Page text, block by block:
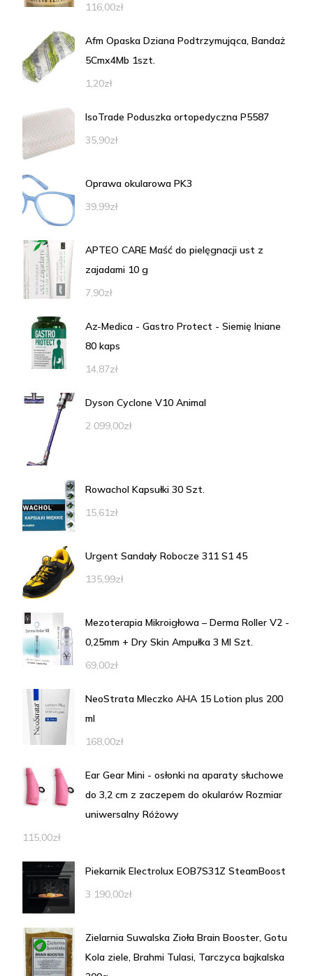
116,00zł
Afm Opaska Dziana Podtrzymująca, Bandaż
5Cmx4Mb 1szt.
1,20zł
IsoTrade Poduszka ortopedyczna P5587
35,90zł
Oprawa okularowa PK3
39,99zł
APTEO CARE Maść do pielęgnacji ust z
zajadami 10 g
7,90zł
Az-Medica - Gastro Protect - Siemię lniane
80 kaps
14,87zł
Dyson Cyclone V10 Animal
2 099,00zł
Rowachol Kapsułki 30 Szt.
15,61zł
Urgent Sandały Robocze 311 S1 45
135,99zł
Mezoterapia Mikroigłowa – Derma Roller V2 -
0,25mm + Dry Skin Ampułka 3 Ml Szt.
69,00zł
NeoStrata Mleczko AHA 15 Lotion plus 200
ml
168,00zł
Ear Gear Mini - osłonki na aparaty słuchowe
do 3,2 cm z zaczepem do okularów Rozmiar
uniwersalny Różowy
115,00zł
Piekarnik Electrolux EOB7S31Z SteamBoost
3 190,00zł
Zielarnia Suwalska Zioła Brain Booster, Gotu
Kola ziele, Brahmi Tulasi, Tarczyca bajkalska